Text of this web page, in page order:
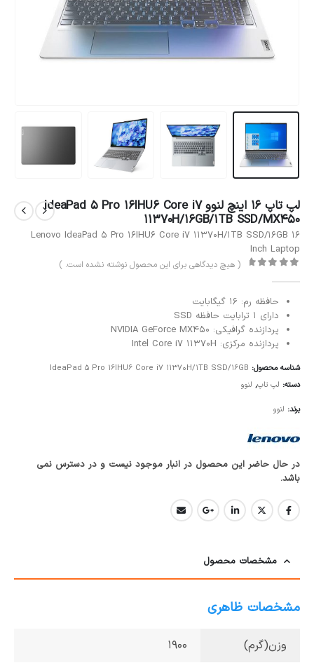
لپ تاپ 16 اینچ لنوو IdeaPad 5 Pro 16IHU6 Core i7
11370H/16GB/1TB SSD/MX450
Lenovo IdeaPad 5 Pro 16IHU6 Core i7 11370H/1TB SSD/16GB 16
Inch Laptop
( هیچ دیدگاهی برای این محصول نوشته نشده است. )
حافظه رم: 16 گیگابایت
دارای 1 ترابایت حافظه SSD
پردازنده گرافیکی: NVIDIA GeForce MX450
پردازنده مرکزی: Intel Core i7 11370H
شناسه محصول: IdeaPad 5 Pro 16IHU6 Core i7 11370H/1TB SSD/16GB
دسته: لپ تاپ, لنوو
برند: لنوو
در حال حاضر این محصول در انبار موجود نیست و در دسترس نمی
باشد.
مشخصات محصول
مشخصات ظاهری
وزن(گرم) 1900